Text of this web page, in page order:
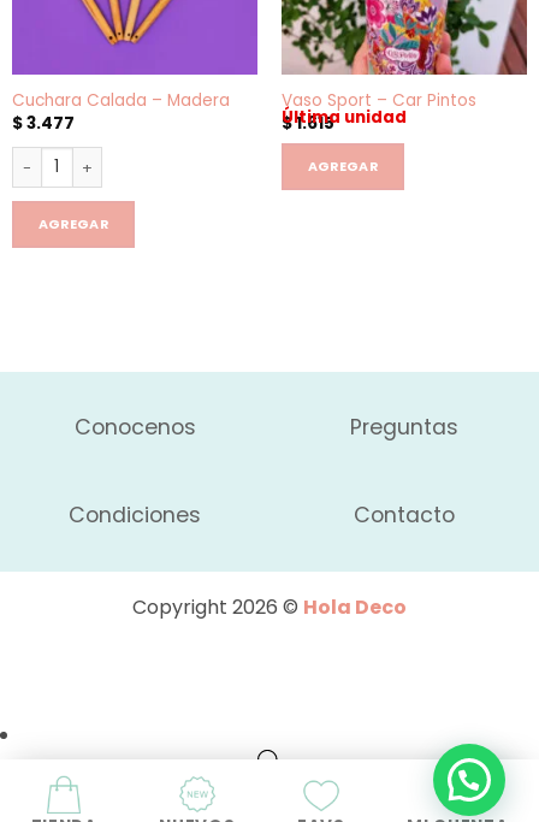
Cuchara Calada – Madera
$3.477
Cuchara Calada - Madera cantidad
AGREGAR
Vaso Sport – Car Pintos
$1.615
Última unidad
AGREGAR
Conocenos Preguntas
Condiciones Contacto
Copyright 2026 © Hola Deco